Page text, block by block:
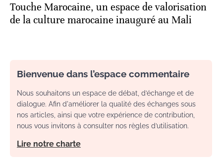
Touche Marocaine, un espace de valorisation
de la culture marocaine inauguré au Mali
Bienvenue dans l’espace commentaire
Nous souhaitons un espace de débat, d’échange et de
dialogue. Afin d'améliorer la qualité des échanges sous
nos articles, ainsi que votre expérience de contribution,
nous vous invitons à consulter nos règles d’utilisation.
Lire notre charte